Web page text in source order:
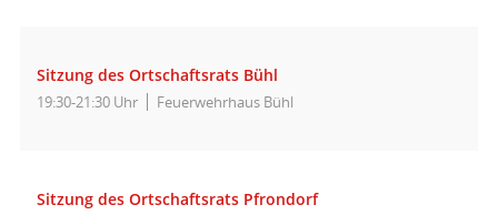
Sitzung des Ortschaftsrats Bühl
19:30-21:30 Uhr Feuerwehrhaus Bühl
Sitzung des Ortschaftsrats Pfrondorf